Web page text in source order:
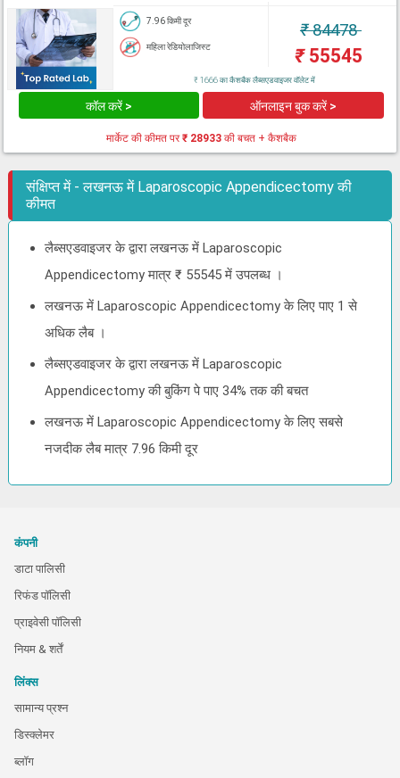
7.96 किमी दूर
महिला रेडियोलाजिस्ट
₹84478
₹55545
₹ 1666 का कैशबैक लैब्सएडवाइजर वॉलेट में
कॉल करें > ऑनलाइन बुक करें >
मार्केट की कीमत पर₹ 28933की बचत + कैशबैक
संक्षिप्त में - लखनऊ में Laparoscopic Appendicectomy की
कीमत
लैब्सएडवाइजर के द्वारा लखनऊ में Laparoscopic
Appendicectomy मात्र ₹ 55545 में उपलब्ध ।
लखनऊ में Laparoscopic Appendicectomy के लिए पाए 1 से
अधिक लैब ।
लैब्सएडवाइजर के द्वारा लखनऊ में Laparoscopic
Appendicectomy की बुकिंग पे पाए 34% तक की बचत
लखनऊ में Laparoscopic Appendicectomy के लिए सबसे
नजदीक लैब मात्र 7.96 किमी दूर
कंपनी
डाटा पालिसी
रिफंड पॉलिसी
प्राइवेसी पॉलिसी
नियम & शर्तें
लिंक्स
सामान्य प्रश्न
डिस्क्लेमर
ब्लॉग